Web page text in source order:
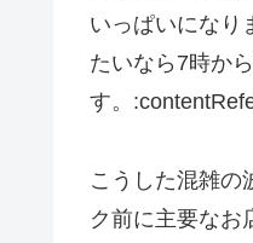
いっぱいになり
たいなら7時か
す。
こうした混雑の
ク前に主要なお